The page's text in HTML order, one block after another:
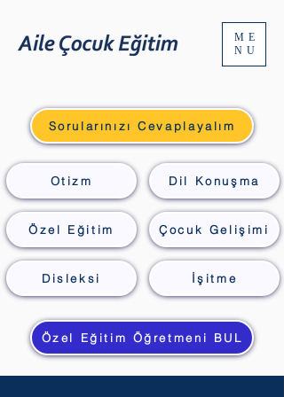
ME
NU
Özel Eğitim Öğretmeni BUL
Sorularınızı Cevaplayalım
Dil Konuşma
Özel Eğitim
Disleksi İşitme
Çocuk Gelişimi
Otizm